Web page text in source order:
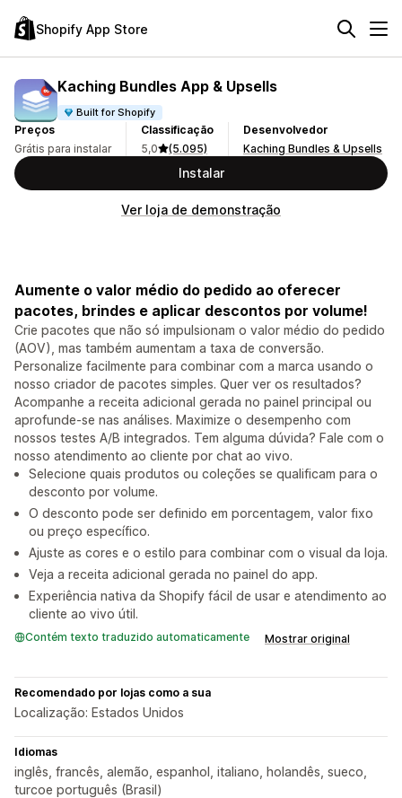
Shopify App Store
Kaching Bundles App & Upsells
Built for Shopify
Preços
Grátis para instalar
Classificação
5,0
(5.095)
Desenvolvedor
Kaching Bundles & Upsells
Instalar
Ver loja de demonstração
Aumente o valor médio do pedido ao oferecer
pacotes, brindes e aplicar descontos por volume!
Crie pacotes que não só impulsionam o valor médio do pedido
(AOV), mas também aumentam a taxa de conversão.
Personalize facilmente para combinar com a marca usando o
nosso criador de pacotes simples. Quer ver os resultados?
Acompanhe a receita adicional gerada no painel principal ou
aprofunde-se nas análises. Maximize o desempenho com
nossos testes A/B integrados. Tem alguma dúvida? Fale com o
nosso atendimento ao cliente por chat ao vivo.
Selecione quais produtos ou coleções se qualificam para o
desconto por volume.
O desconto pode ser definido em porcentagem, valor fixo
ou preço específico.
Ajuste as cores e o estilo para combinar com o visual da loja.
Veja a receita adicional gerada no painel do app.
Experiência nativa da Shopify fácil de usar e atendimento ao
cliente ao vivo útil.
Contém texto traduzido automaticamente Mostrar original
Recomendado por lojas como a sua
Localização: Estados Unidos
Idiomas
inglês, francês, alemão, espanhol, italiano, holandês, sueco,
turcoe português (Brasil)